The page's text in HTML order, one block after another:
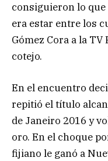
consiguieron lo
era estar entre los
Gómez Cora a la
cotejo.
En el encuentro
repitió el título
de Janeiro 2016 y
oro. En el choque
fijiano le ganó a